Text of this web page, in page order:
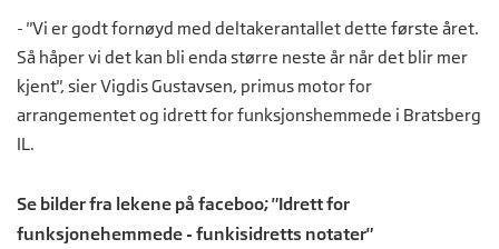
- "Vi er godt fornøyd med deltakerantallet dette første året.
Så håper vi det kan bli enda større neste år når det blir mer
kjent", sier Vigdis Gustavsen, primus motor for
arrangementet og idrett for funksjonshemmede i Bratsberg
IL.
Se bilder fra lekene på faceboo; "Idrett for
funksjonehemmede - funkisidretts notater"